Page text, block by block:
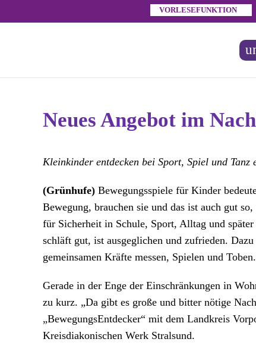
Inhalt
VORLESEFUNKTION
Neues Angebot im
Kleinkinder entdecken bei Sport, Spiel und Tanz
(Grünhufe)Bewegungsspiele für Kinder
Bewegung, brauchen sie und das ist auch gut
für Sicherheit in Schule, Sport, Alltag und
schläft gut, ist ausgeglichen und zufrieden.
gemeinsamen Kräfte messen, Spielen und Toben.
Gerade in der Enge der Einschränkungen in
zu kurz. „Da gibt es große und bitter nötige
„BewegungsEntdecker“ mit dem Landkreis
Kreisdiakonischen Werk Stralsund.